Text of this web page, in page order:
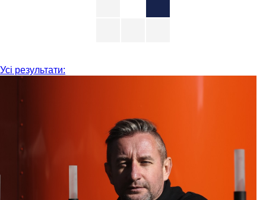
Усі результати: